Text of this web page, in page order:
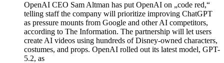
OpenAI CEO Sam Altman has put OpenAI on „code red,“
telling staff the company will prioritize improving ChatGPT
as pressure mounts from Google and other AI competitors,
according to The Information. The partnership will let users
create AI videos using hundreds of Disney-owned characters,
costumes, and props. OpenAI rolled out its latest model, GPT-
5.2, as